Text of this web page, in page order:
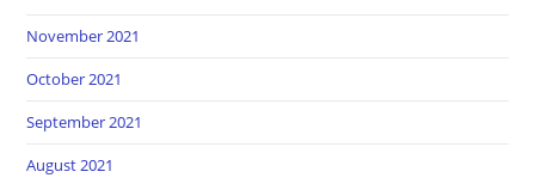
November 2021
October 2021
September 2021
August 2021